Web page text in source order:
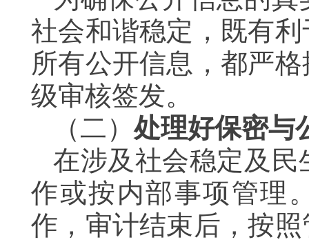
社会和谐稳定，既有
所有公开信息，都严
级审核签发。
（二）处理好保密与
在涉及社会稳定及
作或按内部事项管理
作，审计结束后，按